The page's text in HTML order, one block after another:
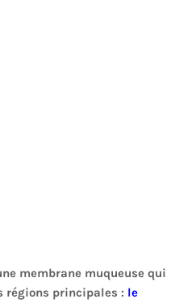
membrane muqueuse qui
régions principales : le